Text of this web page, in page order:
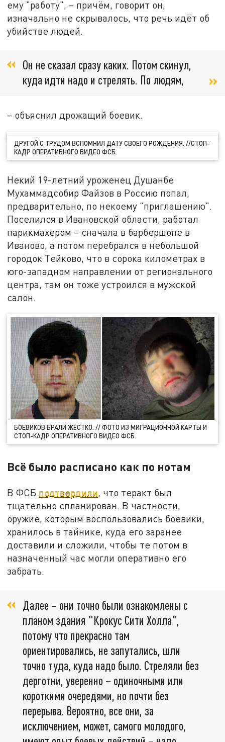
ему "работу", – причём, говорит он,
изначально не скрывалось, что речь идёт об
убийстве людей.
Он не сказал сразу каких. Потом скинул,
куда идти надо и стрелять. По людям,
– объяснил дрожащий боевик.
ДРУГОЙ С ТРУДОМ ВСПОМНИЛ ДАТУ СВОЕГО РОЖДЕНИЯ. //СТОП-
КАДР ОПЕРАТИВНОГО ВИДЕО ФСБ.
Некий 19-летний уроженец Душанбе
Мухаммадсобир Файзов в Россию попал,
предварительно, по некоему "приглашению".
Поселился в Ивановской области, работал
парикмахером – сначала в барбершопе в
Иваново, а потом перебрался в небольшой
городок Тейково, что в сорока километрах в
юго-западном направлении от регионального
центра, там он тоже устроился в мужской
салон.
БОЕВИКОВ БРАЛИ ЖЁСТКО. // ФОТО ИЗ МИГРАЦИОННОЙ КАРТЫ И
СТОП-КАДР ОПЕРАТИВНОГО ВИДЕО ФСБ.
Всё было расписано как по нотам
В ФСБ подтвердили, что теракт был
тщательно спланирован. В частности,
оружие, которым воспользовались боевики,
хранилось в тайнике, куда его заранее
доставили и сложили, чтобы те потом в
назначенный час могли оперативно его
забрать.
Далее – они точно были ознакомлены с
планом здания "Крокус Сити Холла",
потому что прекрасно там
ориентировались, не запутались, шли
точно туда, куда надо было. Стреляли без
дерготни, уверенно – одиночными или
короткими очередями, но почти без
перерыва. Вероятно, все они, за
исключением, может, самого молодого,